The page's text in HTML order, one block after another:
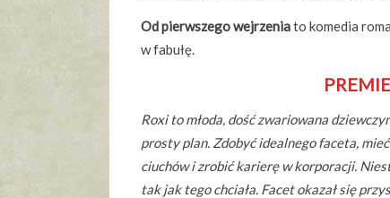
Od pierwszego wejrzeniato komedia
w fabułę.
Roxi to młoda, dość zwariowana
prosty plan. Zdobyć idealnego faceta,
ciuchów i zrobić karierę w korporacji.
tak jak tego chciała. Facet okazał się